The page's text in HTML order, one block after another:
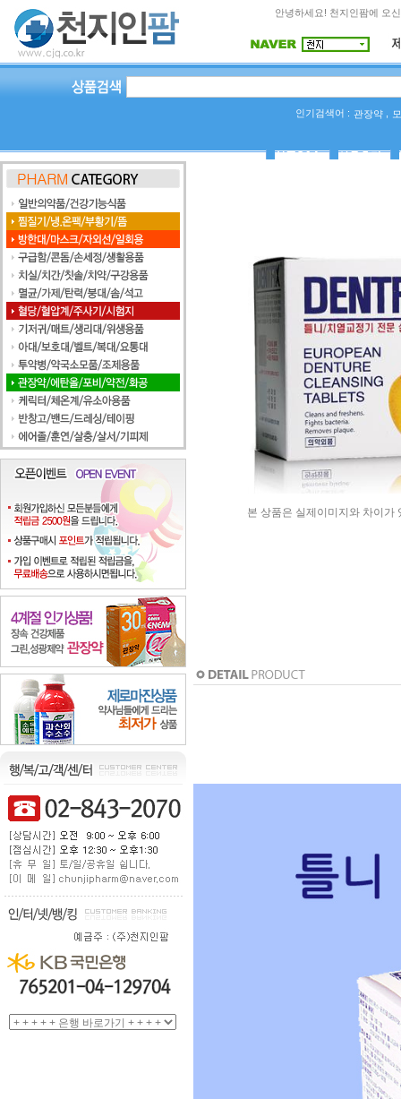
안녕하세요! 천지인팜에 오
인기검색어 : 관장약
상품Q&A 사용후기
본 상품은 실제이미지와 차이가